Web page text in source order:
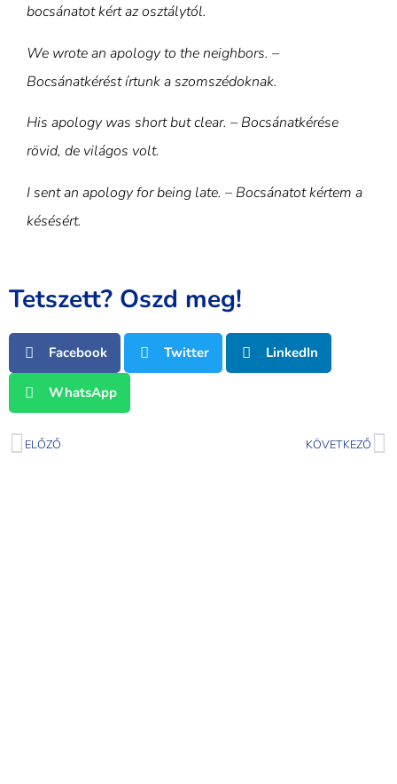
bocsánatot kért az osztálytól.
We wrote an apology to the neighbors. –
Bocsánatkérést írtunk a szomszédoknak.
His apology was short but clear. – Bocsánatkérése
rövid, de világos volt.
I sent an apology for being late. – Bocsánatot kértem a
késésért.
Tetszett? Oszd meg!
Facebook Twitter LinkedIn
WhatsApp
ELŐZŐ KÖVETKEZŐ